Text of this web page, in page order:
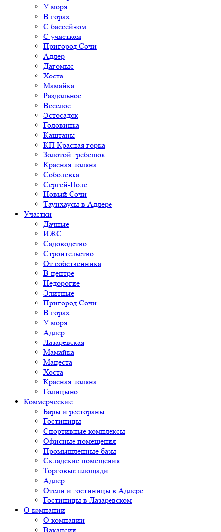
У моря
В горах
С бассейном
С участком
Пригород Сочи
Адлер
Дагомыс
Хоста
Мамайка
Раздольное
Веселое
Эстосадок
Головинка
Каштаны
КП Красная горка
Золотой гребешок
Красная поляна
Соболевка
Сергей-Поле
Новый Сочи
Таунхаусы в Адлере
Участки
Дачные
ИЖС
Садоводство
Строительство
От собственника
В центре
Недорогие
Элитные
Пригород Сочи
В горах
У моря
Адлер
Лазаревская
Мамайка
Мацеста
Хоста
Красная поляна
Голицыно
Коммерческие
Бары и рестораны
Гостиницы
Спортивные комплексы
Офисные помещения
Промышленные базы
Складские помещения
Торговые площади
Адлер
Отели и гостиницы в Адлере
Гостиницы в Лазаревском
О компании
О компании
Вакансии